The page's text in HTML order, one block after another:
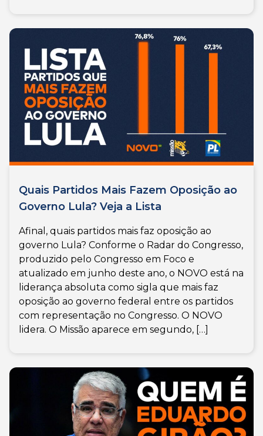
Quais Partidos Mais Fazem Oposição ao
Governo Lula? Veja a Lista
Afinal, quais partidos mais faz oposição ao
governo Lula? Conforme o Radar do Congresso,
produzido pelo Congresso em Foco e
atualizado em junho deste ano, o NOVO está na
liderança absoluta como sigla que mais faz
oposição ao governo federal entre os partidos
com representação no Congresso. O NOVO
lidera. O Missão aparece em segundo, […]